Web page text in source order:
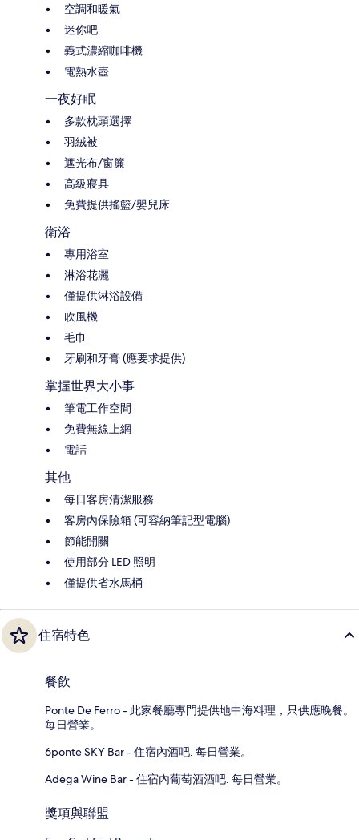
空調和暖氣
迷你吧
義式濃縮咖啡機
電熱水壺
一夜好眠
多款枕頭選擇
羽絨被
遮光布/窗簾
高級寢具
免費提供搖籃/嬰兒床
衛浴
專用浴室
淋浴花灑
僅提供淋浴設備
吹風機
毛巾
牙刷和牙膏 (應要求提供)
掌握世界大小事
筆電工作空間
免費無線上網
電話
其他
每日客房清潔服務
客房內保險箱 (可容納筆記型電腦)
節能開關
使用部分 LED 照明
僅提供省水馬桶
住宿特色
餐飲
Ponte De Ferro - 此家餐廳專門提供地中海料理，只供應晚餐。
每日營業。
6ponte SKY Bar - 住宿內酒吧. 每日營業。
Adega Wine Bar - 住宿內葡萄酒酒吧. 每日營業。
獎項與聯盟